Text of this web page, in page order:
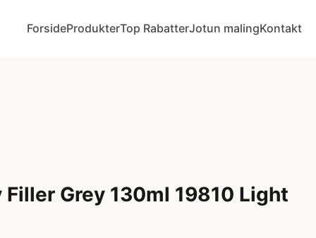
ForsideProdukterTop RabatterJotun malingKontakt
Filler Grey 130ml 19810 Light